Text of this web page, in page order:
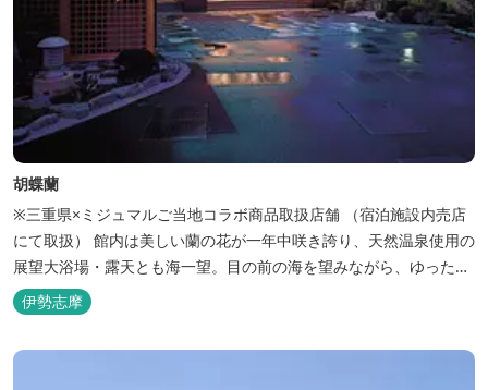
胡蝶蘭
※三重県×ミジュマルご当地コラボ商品取扱店舗 （宿泊施設内売店
にて取扱） 館内は美しい蘭の花が一年中咲き誇り、天然温泉使用の
展望大浴場・露天とも海一望。目の前の海を望みながら、ゆったり
とした時間をお過ごし下さい。
伊勢志摩